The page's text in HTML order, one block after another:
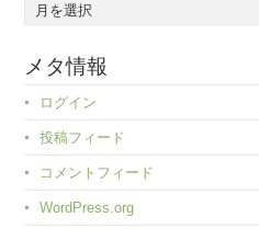
ー
ブ
メタ情報
ログイン
投稿フィード
コメントフィード
WordPress.org